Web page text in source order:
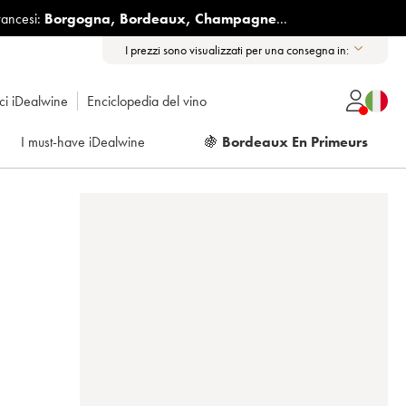
Borgogna, Bordeaux, Champagne...
I prezzi sono visualizzati per una consegna in:
iDealwine Enciclopedia del vino
I must-have iDealwine 🍇 Bordeaux En Primeurs